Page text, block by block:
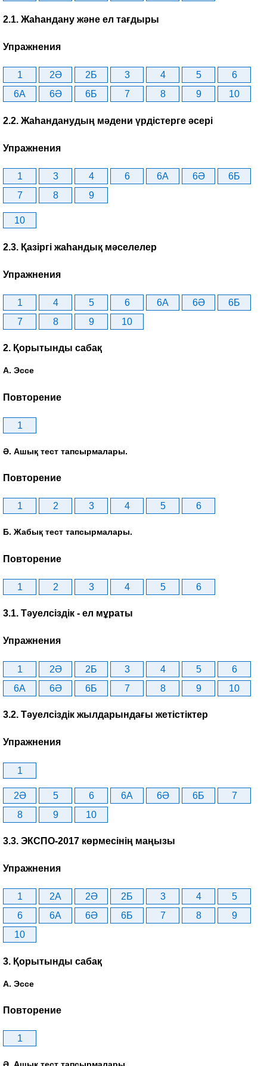
2.1. Жаһандану және ел тағдыры
Упражнения
1 2Ә 2Б 3 4 5
6
6A
6Ә 6Б 7 8 9 10
2.2. Жаһанданудың мәдени үрдістерге әсері
Упражнения
1 3 4 6 6A 6Ә
6Б
7
8 9
10
2.3. Қазіргі жаһандық мәселелер
Упражнения
1 4 5 6 6A 6Ә
6Б
7
8 9 10
2. Қорытынды сабақ
А. Эссе
Повторение
1
Ә. Ашық тест тапсырмалары.
Повторение
1 2 3 4 5 6
Б. Жабық тест тапсырмалары.
Повторение
1 2 3 4 5 6
3.1. Тәуелсіздік - ел мұраты
Упражнения
1 2Ә 2Б 3 4 5
6
6A
6Ә 6Б 7 8 9 10
3.2. Тәуелсіздік жылдарындағы жетістіктер
Упражнения
1
2Ә 5 6 6A 6Ә 6Б
7
8
9 10
3.3. ЭКСПО-2017 көрмесінің маңызы
Упражнения
1 2A 2Ә 2Б 3 4
5
6
6A 6Ә 6Б 7 8
9
10
3. Қорытынды сабақ
А. Эссе
Повторение
1